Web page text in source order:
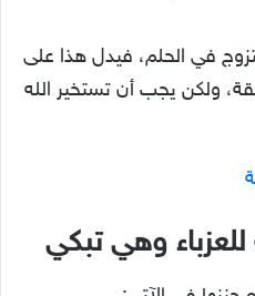
في الحلم، فيدل هذا على
ولكن يجب أن تستخير الله
وهي تبكي